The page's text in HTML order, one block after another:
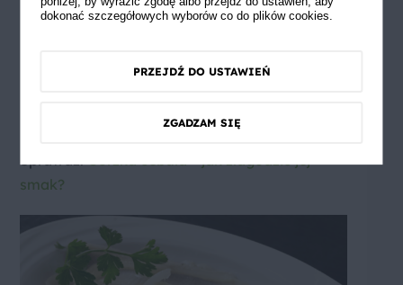
Ciekawym urozmaiceniem jest dodanie
ogórkiem to połączenie, które warto
smak?
dokonać szczegółowych wyborów co do plików cookies.
PRZEJDŹ DO USTAWIEŃ
ZGADZAM SIĘ